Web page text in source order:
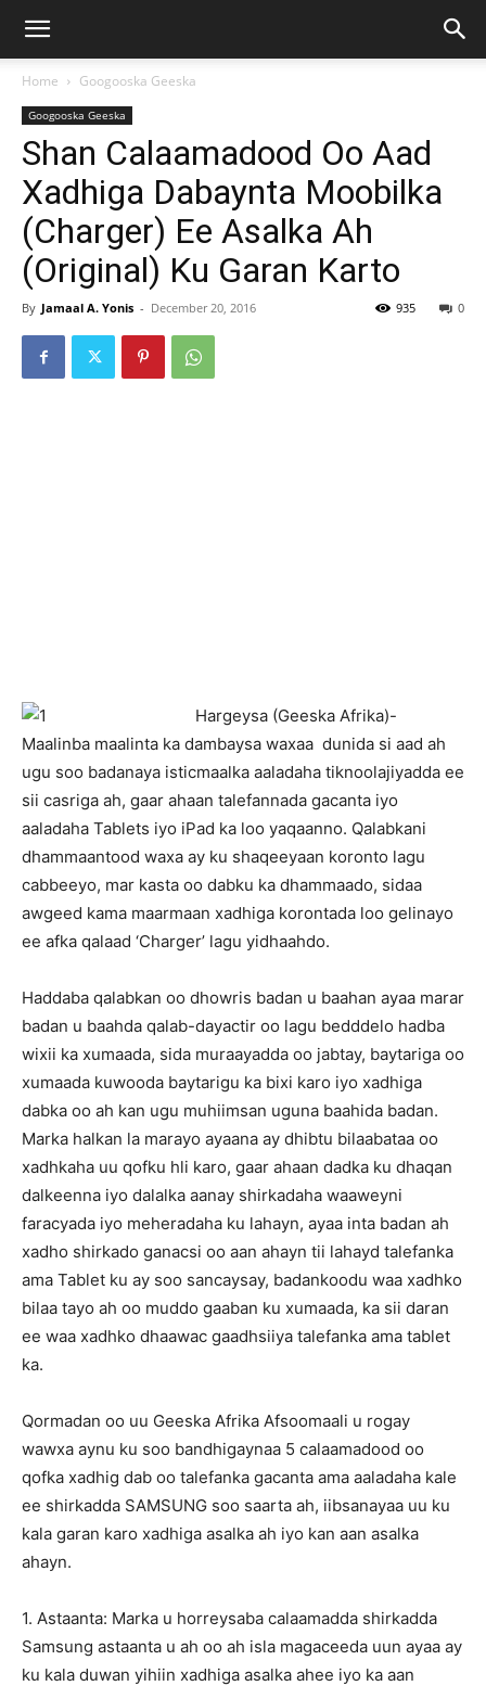
Home Googooska Geeska
Googooska Geeska
Shan Calaamadood Oo Aad
Xadhiga Dabaynta Moobilka
(Charger) Ee Asalka Ah
(Original) Ku Garan Karto
By Jamaal A. Yonis - December 20, 2016 0
935
Hargeysa (Geeska Afrika)-
Maalinba maalinta ka dambaysa waxaa dunida si aad ah
ugu soo badanaya isticmaalka aaladaha tiknoolajiyadda ee
sii casriga ah, gaar ahaan talefannada gacanta iyo
aaladaha Tablets iyo iPad ka loo yaqaanno. Qalabkani
dhammaantood waxa ay ku shaqeeyaan koronto lagu
cabbeeyo, mar kasta oo dabku ka dhammaado, sidaa
awgeed kama maarmaan xadhiga korontada loo gelinayo
ee afka qalaad ‘Charger’ lagu yidhaahdo.
Haddaba qalabkan oo dhowris badan u baahan ayaa marar
badan u baahda qalab-dayactir oo lagu bedddelo hadba
wixii ka xumaada, sida muraayadda oo jabtay, baytariga oo
xumaada kuwooda baytarigu ka bixi karo iyo xadhiga
dabka oo ah kan ugu muhiimsan uguna baahida badan.
Marka halkan la marayo ayaana ay dhibtu bilaabataa oo
xadhkaha uu qofku hli karo, gaar ahaan dadka ku dhaqan
dalkeenna iyo dalalka aanay shirkadaha waaweyni
faracyada iyo meheradaha ku lahayn, ayaa inta badan ah
xadho shirkado ganacsi oo aan ahayn tii lahayd talefanka
ama Tablet ku ay soo sancaysay, badankoodu waa xadhko
bilaa tayo ah oo muddo gaaban ku xumaada, ka sii daran
ee waa xadhko dhaawac gaadhsiiya talefanka ama tablet
ka.
Qormadan oo uu Geeska Afrika Afsoomaali u rogay
wawxa aynu ku soo bandhigaynaa 5 calaamadood oo
qofka xadhig dab oo talefanka gacanta ama aaladaha kale
ee shirkadda SAMSUNG soo saarta ah, iibsanayaa uu ku
kala garan karo xadhiga asalka ah iyo kan aan asalka
ahayn.
1. Astaanta: Marka u horreysaba calaamadda shirkadda
Samsung astaanta u ah oo ah isla magaceeda uun ayaa ay
ku kala duwan yihiin xadhiga asalka ahee iyo ka aan